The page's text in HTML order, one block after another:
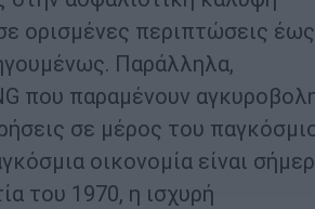
ορισμένες περιπτώσεις έως
Παράλληλα,
που παραμένουν
σε μέρος του
οικονομία είναι
του 1970, η ισχυρή